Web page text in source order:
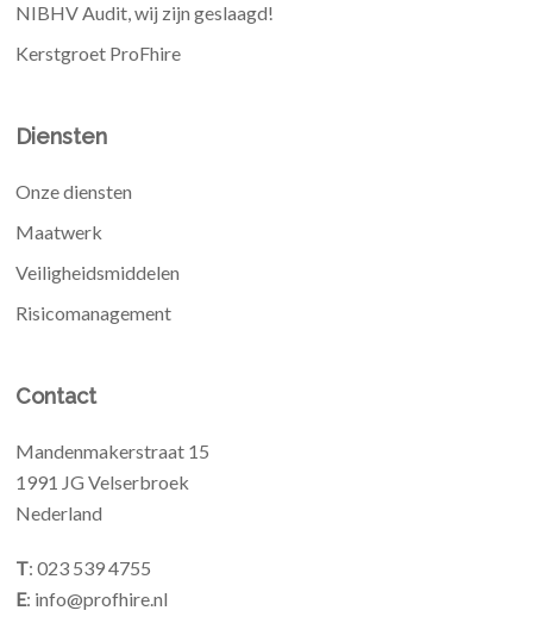
NIBHV Audit, wij zijn geslaagd!
Kerstgroet ProFhire
Diensten
Onze diensten
Maatwerk
Veiligheidsmiddelen
Risicomanagement
Contact
Mandenmakerstraat 15
1991 JG Velserbroek
Nederland
T: 023 539 4755
E: info@profhire.nl